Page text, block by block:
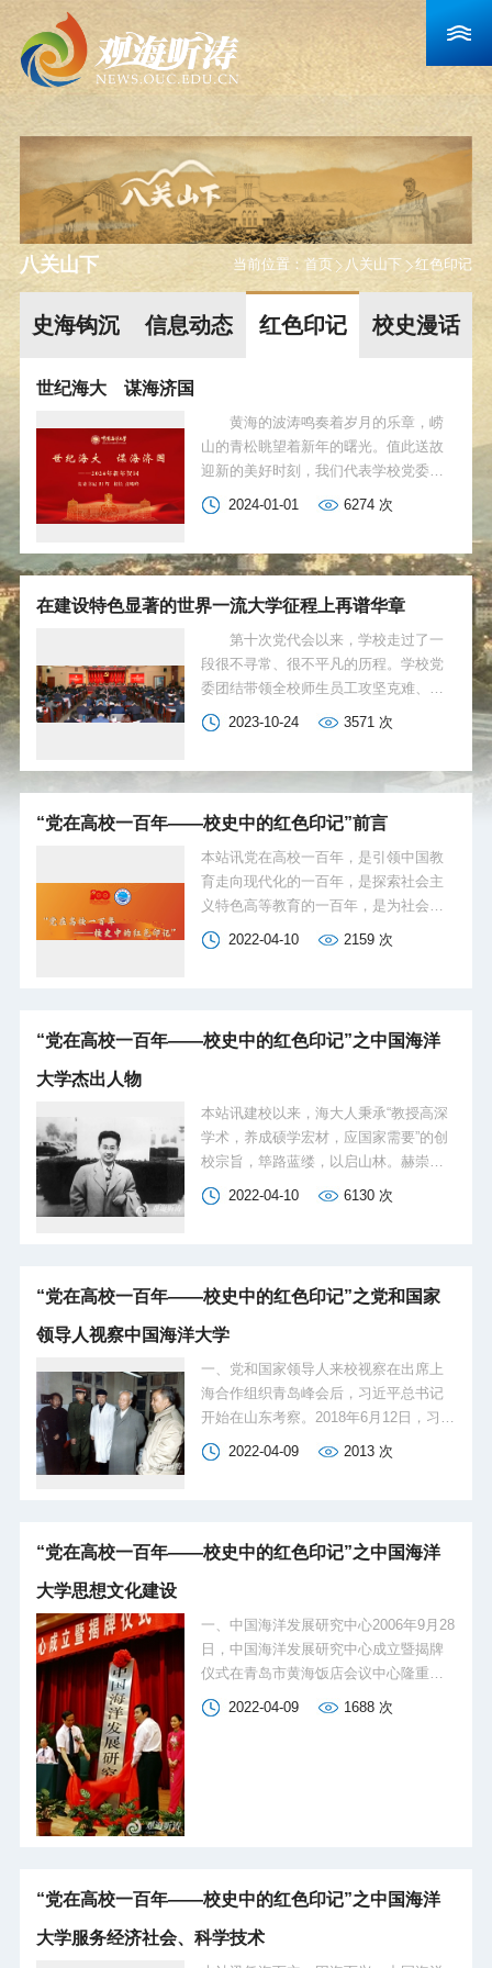
当前位置： 首页 八关山下 红色印记
八关山下
史海钩沉 信息动态 红色印记 校史漫话
世纪海大 谋海济国
黄海的波涛鸣奏着岁月的乐章，崂
山的青松眺望着新年的曙光。值此送故
迎新的美好时刻，我们代表学校党委和
行政，向全校广大教职员工和莘莘学子
致以亲切的问候，向长期以来关心支持
以衷心的感谢，向离退休老同志和海内
外校友致以诚挚的祝福！
2024-01-01 6274次
在建设特色显著的世界一流大学征程上再谱华章
第十次党代会以来，学校走过了一
段很不寻常、很不平凡的历程。学校党
委团结带领全校师生员工攻坚克难、拼
搏进取，在破解事业改革发展中的难
题、推进事关长远的大事要事、解决师
等方面，取得了一系列突破性进展和标
流大学建设迈向新高度。 党对学校
的领导和建设得到全面加强。充分发挥
党委把方向、管大局、作决策、抓班
子、带队伍、保落实作用，完成学校行
政班子换届，修订学校章程和议事决策
规则，编制“十四五”事 业发展规划和一
体”的组织工作体系，提...
2023-10-24 3571次
“党在高校一百年——校史中的红色印记”前言
本站讯党在高校一百年，是引领中国教
育走向现代化的一百年，是探索社会主
义特色高等教育的一百年，是为社会主
义事业培养代代人才的一百年，是在科
研领域拓荒创新的一百年。中国海洋大
国家需要”为宗旨，坚持党的领导，全面
建设世界一流大学的特色之路。历经近
百年风雨，中国海洋大学始终初心如
磐、使命在肩。20世纪20年代，罗荣
桓、彭明晶、张沈川等进步学生积极组
2022-04-10 2159次
“党在高校一百年——校史中的红色印记”之中国海洋
大学杰出人物
本站讯建校以来，海大人秉承“教授高深
学术，养成硕学宏材，应国家需要”的创
校宗旨，筚路蓝缕，以启山林。赫崇
本，创建了中国教育史上第一个物理海
洋学专业和海洋气象学专业，培养了一
常，首次提出解析形式的风浪频谱，撰
写了国内外第一部海浪专著《海浪原
理》。管华诗，首创了我国第一个现代
一个海洋糖库，主持编著了我国首部大
型海洋药物典籍《中华海洋本草》。宋
微波，主要从事纤毛虫原生动物分类
学、系统学和细胞学研究，领导开创了
2022-04-10 6130次
“党在高校一百年——校史中的红色印记”之党和国家
领导人视察中国海洋大学
一、党和国家领导人来校视察在出席上
海合作组织青岛峰会后，习近平总书记
开始在山东考察。2018年6月12日，习近
平总书记来到青岛海洋科学与技术试点
国家实验室，了解实验室研究重大前沿
二）来校视察。1989年4月25日，全国人
映（左五）来校视察。1997年4月5日，
国务院副总理李岚清（中）来校视察。
2006年5月11日，国务委员陈至立（中）
考察“东方红2”船。2006年5月21日，全
2022-04-09 2013次
“党在高校一百年——校史中的红色印记”之中国海洋
大学思想文化建设
一、中国海洋发展研究中心2006年9月28
日，中国海洋发展研究中心成立暨揭牌
仪式在青岛市黄海饭店会议中心隆重举
行。国家海洋局海洋发展战略研究所和
中国海洋大学海洋发展研究院的研究人
研究员。中国海洋发展研究中心的成
调动各方面的工作积极性，发挥集体的
智慧优势，加强海洋研究领域的合作与
2022-04-09 1688次
“党在高校一百年——校史中的红色印记”之中国海洋
大学服务经济社会、科学技术